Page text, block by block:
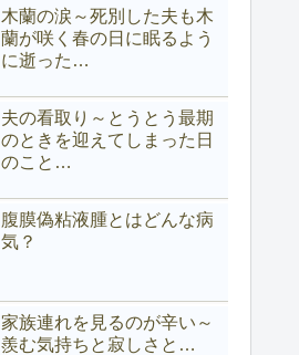
木蘭の涙～死別した夫も木
蘭が咲く春の日に眠るよう
に逝った…
夫の看取り～とうとう最期
のときを迎えてしまった日
のこと…
腹膜偽粘液腫とはどんな病
気？
家族連れを見るのが辛い～
羨む気持ちと寂しさと…